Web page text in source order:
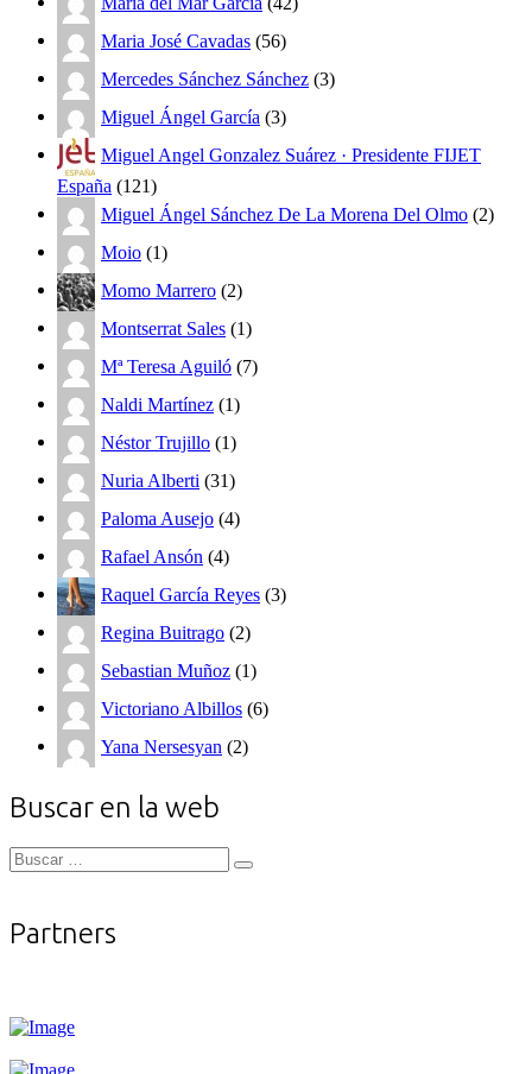
Maria José Cavadas (56)
Mercedes Sánchez Sánchez (3)
Miguel Ángel García (3)
Miguel Angel Gonzalez Suárez · Presidente FIJET
España (121)
Miguel Ángel Sánchez De La Morena Del Olmo (2)
Moio (1)
Momo Marrero (2)
Montserrat Sales (1)
Mª Teresa Aguiló (7)
Naldi Martínez (1)
Néstor Trujillo (1)
Nuria Alberti (31)
Paloma Ausejo (4)
Rafael Ansón (4)
Raquel García Reyes (3)
Regina Buitrago (2)
Sebastian Muñoz (1)
Victoriano Albillos (6)
Yana Nersesyan (2)
Buscar en la web
Buscar
for:
Buscar
Partners